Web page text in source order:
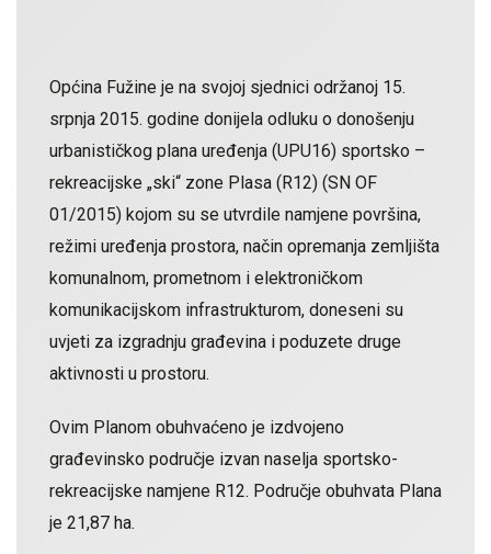
Općina Fužine je na svojoj sjednici održanoj 15.
srpnja 2015. godine donijela odluku o donošenju
urbanističkog plana uređenja (UPU16) sportsko –
rekreacijske „ski“ zone Plasa (R12) (SN OF
01/2015) kojom su se utvrdile namjene površina,
režimi uređenja prostora, način opremanja zemljišta
komunalnom, prometnom i elektroničkom
komunikacijskom infrastrukturom, doneseni su
uvjeti za izgradnju građevina i poduzete druge
aktivnosti u prostoru.
Ovim Planom obuhvaćeno je izdvojeno
građevinsko područje izvan naselja sportsko-
rekreacijske namjene R12. Područje obuhvata Plana
je 21,87 ha.